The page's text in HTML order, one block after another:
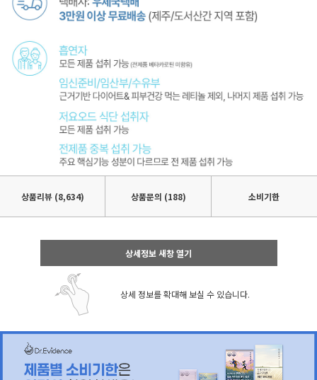
상품리뷰 (8,634) 상품문의 (188) 소비기한
상세정보 새창 열기
상세 정보를 확대해 보실 수 있습니다.